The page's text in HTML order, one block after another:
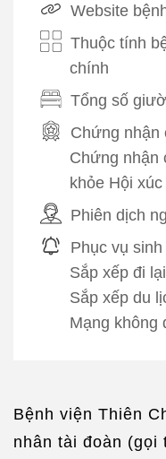
Website
Thuộc tính
chính
Tổng số
Chứng nhận
Chứng nhận
khỏe Hội
Phiên dịch
Phục vụ sinh
Sắp xếp đi lại
Sắp xếp du
Mạng không
Bệnh viện Thiên
nhân tài đoàn (gọi